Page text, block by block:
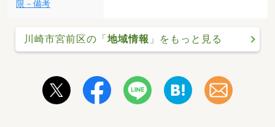
限－備考
川崎市宮前区の「地域情報 」をもっと見る